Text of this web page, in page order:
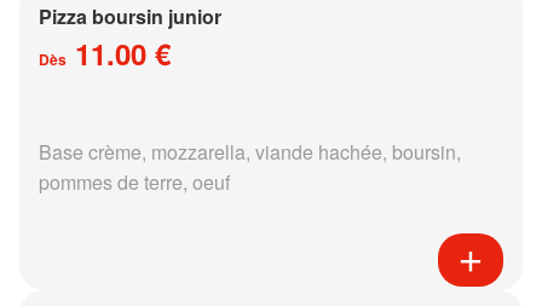
Pizza boursin junior
Dès 11.00 €
Base crème, mozzarella, viande hachée, boursin,
pommes de terre, oeuf